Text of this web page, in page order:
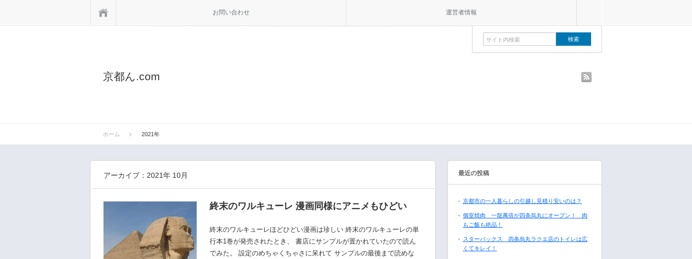
お問い合わせ 運営者情報
京都ん.com
ホーム 2021年
アーカイブ：2021年 10月
終末のワルキューレ 漫画同様にアニメもひどい
終末のワルキューレほどひどい漫画は珍しい 終末のワルキューレの単
行本1巻が発売されたとき、 書店にサンプルが置かれていたので読ん
でみた。 設定のめちゃくちゃさに呆れて サンプルの最後まで読めな
最近の投稿
京都市の一人暮らしの引越し見積り安いのは？
個室焼肉 一龍萬倍が四条烏丸にオープン！ 肉
もご飯も絶品！
スターバックス 四条烏丸ラクエ店のトイレは広
くてキレイ！